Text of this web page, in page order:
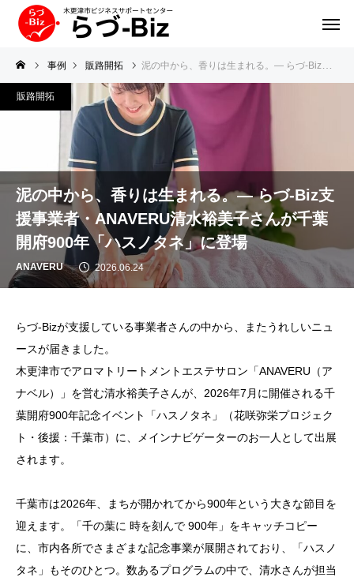
事例 販路開拓 泥の中から、香りは生まれる。― らづ-Biz支援事業者・ANAVERU清水裕美子さんが千葉開府900年「ハスノタネ」に登場
泥の中から、香りは生まれる。― らづ-Biz支
援事業者・ANAVERU清水裕美子さんが千葉
開府900年「ハスノタネ」に登場
ANAVERU 2026.06.24
販路開拓
らづ-Bizが支援している事業者さんの中から、またうれしいニュ
ースが届きました。
木更津市でアロマトリートメントエステサロン「ANAVERU（ア
ナベル）」を営む清水裕美子さんが、2026年7月に開催される千
葉開府900年記念イベント「ハスノタネ」（花咲弥栄プロジェク
ト・後援：千葉市）に、メインナビゲーターのお一人として出展
されます。
千葉市は2026年、まちが開かれてから900年という大きな節目を
迎えます。「千の葉に 時を刻んで 900年」をキャッチコピー
に、市内各所でさまざまな記念事業が展開されており、「ハスノ
タネ」もそのひとつ。数あるプログラムの中で、清水さんが担当